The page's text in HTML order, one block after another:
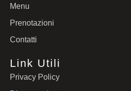
Menu
Prenotazioni
Contatti
Link Utili
Privacy Policy